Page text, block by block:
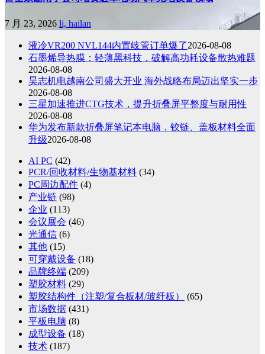
7 月 23, 2026 li, hailan
液冷VR200 NVL144内置岐管订单爆了2026-08-08
石墨烯导热膜：轻薄黑科技，破解高功耗设备散热难题
2026-08-08
昊志机电越南公司盛大开业 海外战略布局迈出坚实一步
2026-08-08
三星加速推进CTG技术，提升折叠屏平整度与耐用性
2026-08-08
华为发布新款折叠屏笔记本电脑，铰链、盖板材料全面
升级2026-08-08
AI PC (42)
PCR/回收材料/生物基材料 (34)
PC周边配件 (4)
产业链 (98)
企业 (113)
会议展会 (46)
光通信 (6)
其他 (15)
可穿戴设备 (18)
品牌终端 (209)
塑胶材料 (29)
塑胶结构件（注塑/复合板材/玻纤板）
(65)
市场数据 (431)
平板电脑 (8)
成型设备 (18)
技术 (187)